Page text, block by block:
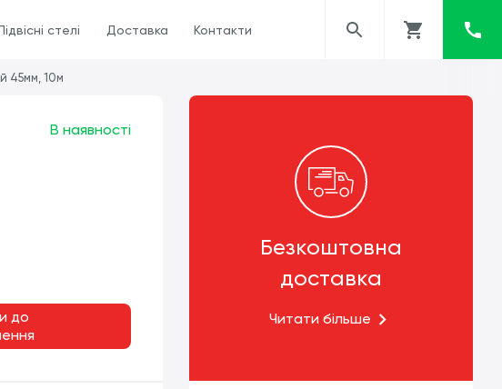
стелі Доставка Контакти
45мм, 10м
В наявності
до
Безкоштовна
доставка
Читати більше